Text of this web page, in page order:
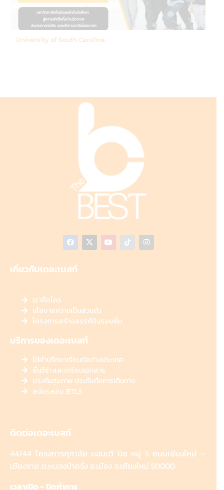
University of South Carolina
เกี่ยวกับเดอะเบสท์
เราคือใคร
นโยบายความเป็นส่วนตัว
โครงการสร้างสรรค์ปันรอยยิ้ม
บริการของเดอะเบสท์
ให้คำปรึกษาเรียนต่อต่างประเทศ
ยื่นวีซ่า และเตรียมเอกสาร
ประกันสุขภาพ ประกันภัยการเดินทาง
สมัครสอบ IETLS
ติดต่อเดอะเบสท์
44/44 โครงการศุภาลัย มอนเต้ บิซ หมู่ 5 ถนนเชียงใหม่ –
เชียงราย ต.หนองป่าครั่ง อ.เมือง จ.เชียงใหม่ 50000
เวลาเปิด – ปิดทำการ